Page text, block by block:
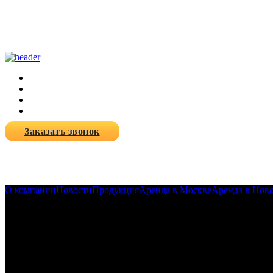
Заказать звонок
О компанииНовостиПродукцияАренда в МосквеАренда в